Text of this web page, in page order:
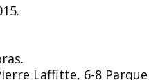
Laffitte, 6-8 Parque